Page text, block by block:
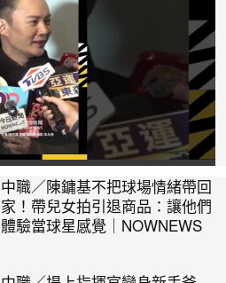
中職／陳鏞基不把球場情緒帶回
家！帶兒女拍引退商品：讓他們
體驗當球星感覺｜NOWNEWS